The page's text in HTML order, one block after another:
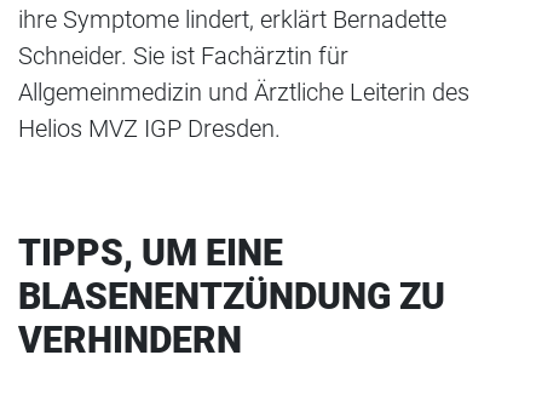
ihre Symptome lindert, erklärt Bernadette
Schneider. Sie ist Fachärztin für
Allgemeinmedizin und Ärztliche Leiterin des
Helios MVZ IGP Dresden.
TIPPS, UM EINE
BLASENENTZÜNDUNG ZU
VERHINDERN